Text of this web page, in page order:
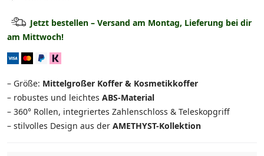
Mittlerer Koffer
Großer Koffer
Set: Mittel + Kosmetikkoffer
Set: Groß + Kosmetikkoffer
Jetzt bestellen – Versand am Montag, Lieferung bei dir
am Mittwoch!
– Größe: Mittelgroßer Koffer & Kosmetikkoffer
– robustes und leichtes ABS-Material
– 360° Rollen, integriertes Zahlenschloss & Teleskopgriff
– stilvolles Design aus der AMETHYST-Kollektion